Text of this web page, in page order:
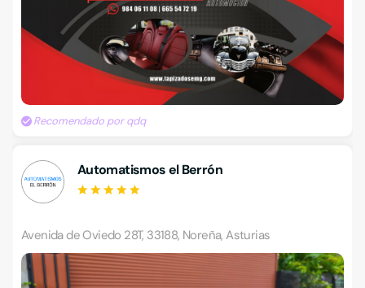
Recomendado por qdq
Automatismos el Berrón
Avenida de Oviedo 28T, 33188, Noreña, Asturias